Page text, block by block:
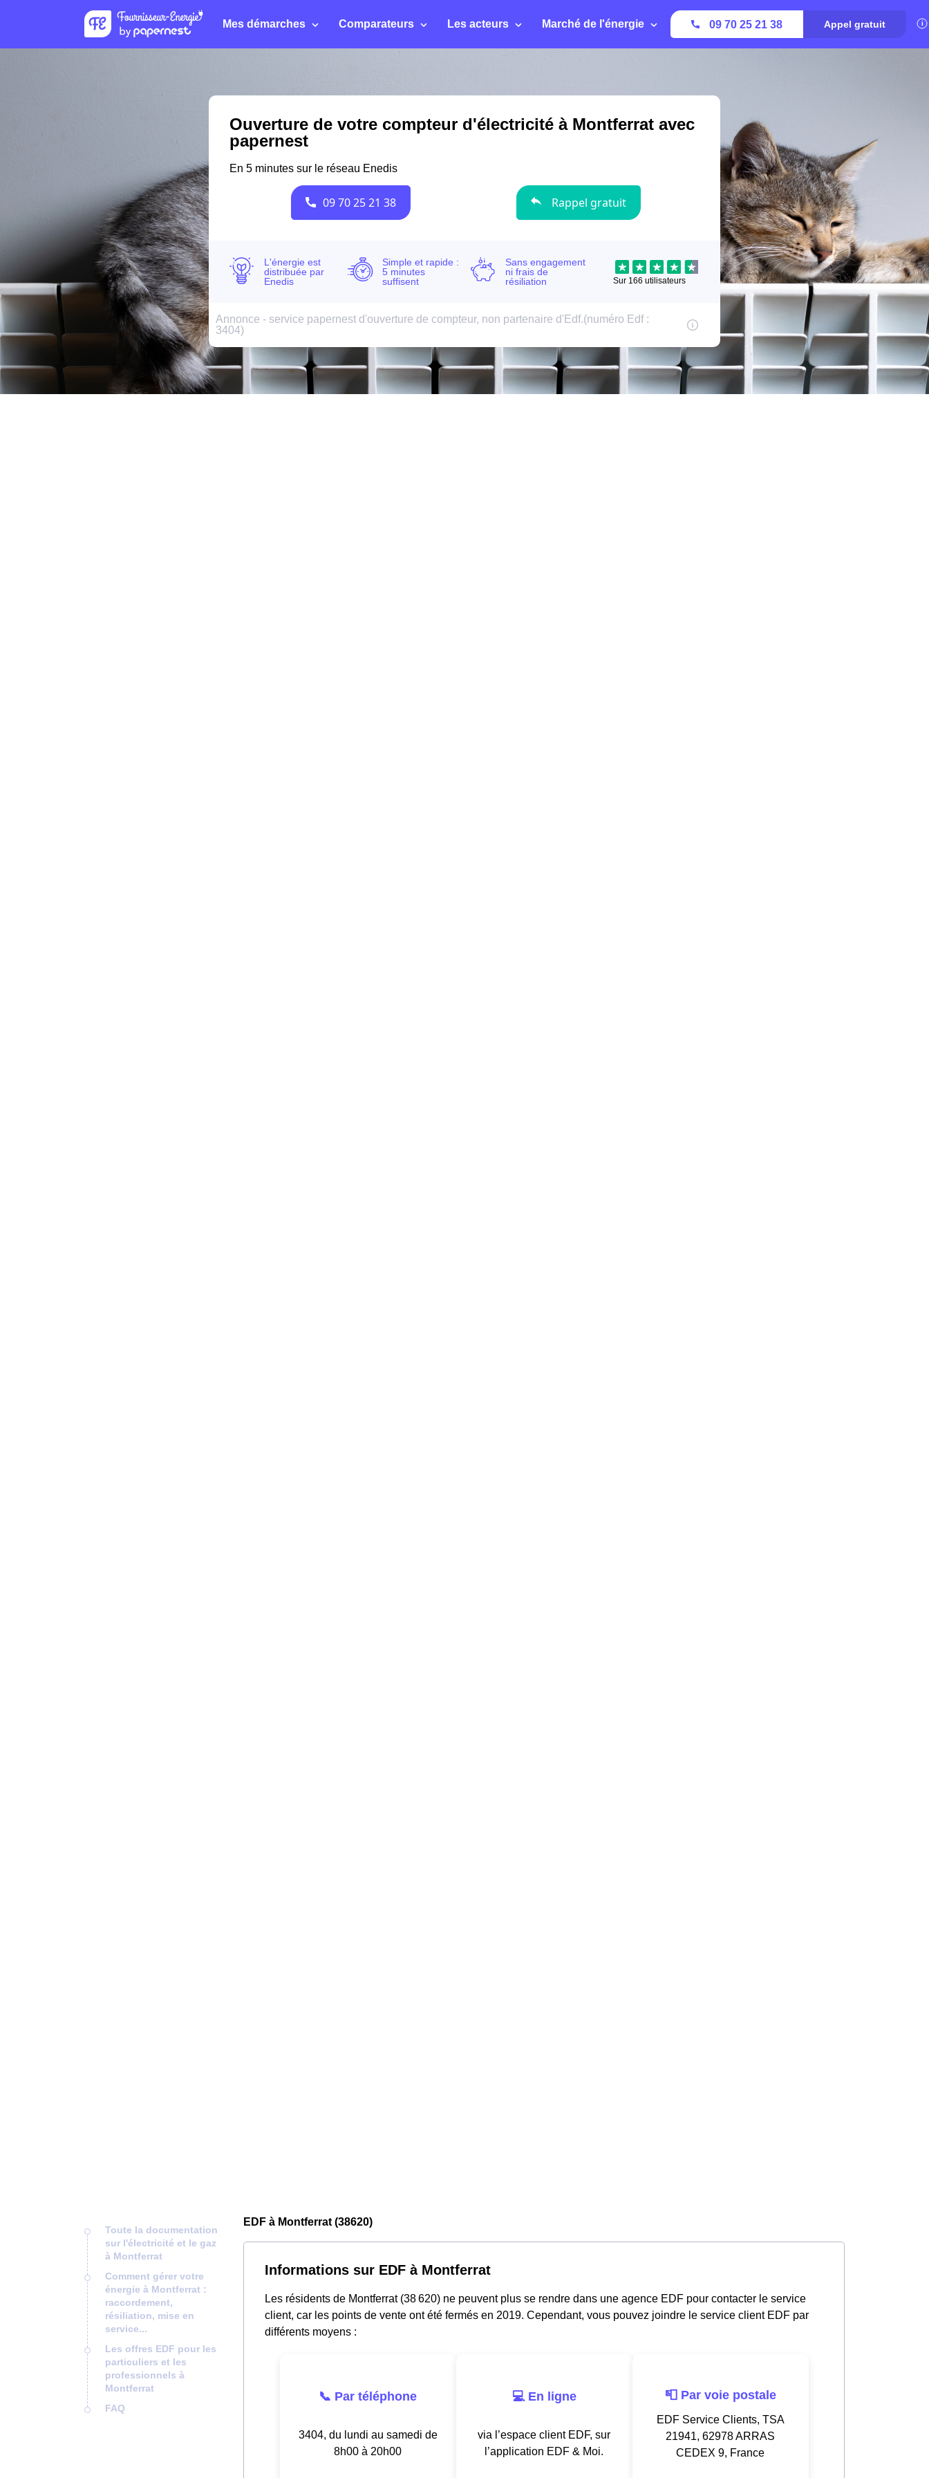
Mes démarches Comparateurs Les acteurs Marché de l'énergie 09 70 25 21 38 Appel gratuit
Toute la documentation
sur l'électricité et le gaz
à Montferrat
Comment gérer votre
énergie à Montferrat :
raccordement,
résiliation, mise en
service...
Les offres EDF pour les
particuliers et les
professionnels à
Montferrat
FAQ
EDF à Montferrat (38620)
Informations sur EDF à Montferrat
Les résidents de Montferrat (38 620) ne peuvent plus se rendre dans une agence EDF pour contacter le service
client, car les points de vente ont été fermés en 2019. Cependant, vous pouvez joindre le service client EDF par
différents moyens :
📞 Par téléphone
3404, du lundi au samedi de
8h00 à 20h00
💻 En ligne
via l’espace client EDF, sur
l’application EDF & Moi.
📮 Par voie postale
EDF Service Clients, TSA
21941, 62978 ARRAS
CEDEX 9, France